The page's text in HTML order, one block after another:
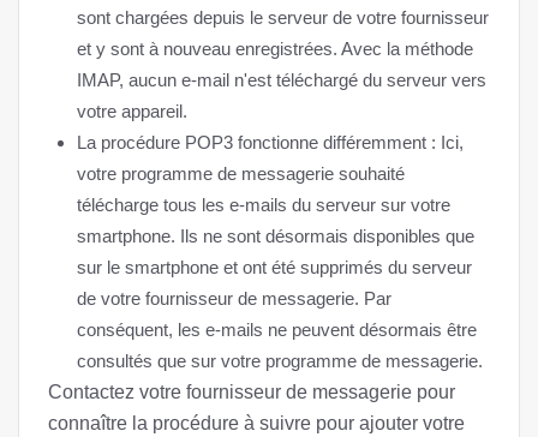
sont chargées depuis le serveur de votre fournisseur
et y sont à nouveau enregistrées. Avec la méthode
IMAP, aucun e-mail n'est téléchargé du serveur vers
votre appareil.
La procédure POP3 fonctionne différemment : Ici,
votre programme de messagerie souhaité
télécharge tous les e-mails du serveur sur votre
smartphone. Ils ne sont désormais disponibles que
sur le smartphone et ont été supprimés du serveur
de votre fournisseur de messagerie. Par
conséquent, les e-mails ne peuvent désormais être
consultés que sur votre programme de messagerie.
Contactez votre fournisseur de messagerie pour
connaître la procédure à suivre pour ajouter votre